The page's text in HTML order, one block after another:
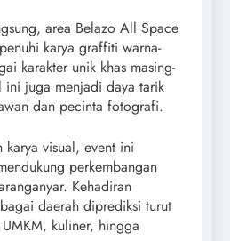
area Belazo All Space
karya graffiti warna-
karakter unik khas masing-
ini juga menjadi daya tarik
dan pecinta fotografi.
karya visual, event ini
perkembangan
Kehadiran
daerah diprediksi turut
kuliner, hingga